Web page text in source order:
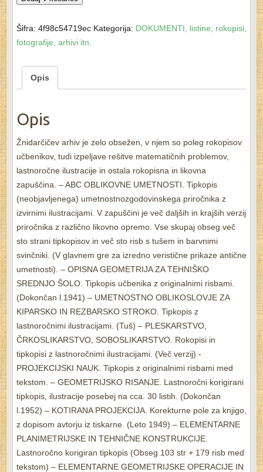
Ivan
-
učbenikov
zapuščina
količina
Šifra: 4f98c54719ec Kategorija: DOKUMENTI, listine, rokopisi,
fotografije, arhivi itn.
Opis
Opis
Žnidarčičev arhiv je zelo obsežen, v njem so poleg rokopisov
učbenikov, tudi izpeljave rešitve matematičnih problemov,
lastnoročne ilustracije in ostala rokopisna in likovna
zapuščina. – ABC OBLIKOVNE UMETNOSTI. Tipkopis
(neobjavljenega) umetnostnozgodovinskega priročnika z
izvirnimi ilustracijami. V zapuščini je več daljših in krajših verzij
priročnika z različno likovno opremo. Vse skupaj obseg več
sto strani tipkopisov in več sto risb s tušem in barvnimi
svinčniki. (V glavnem gre za izredno veristične prikaze antične
umetnosti). – OPISNA GEOMETRIJA ZA TEHNIŠKO
SREDNJO ŠOLO. Tipkopis učbenika z originalnimi risbami.
(Dokončan l.1941) – UMETNOSTNO OBLIKOSLOVJE ZA
KIPARSKO IN REZBARSKO STROKO. Tipkopis z
lastnoročnimi ilustracijami. (Tuš) – PLESKARSTVO,
ČRKOSLIKARSTVO, SOBOSLIKARSTVO. Rokopisi in
tipkopisi z lastnoročnimi ilustracijami. (Več verzij) -
PROJEKCIJSKI NAUK. Tipkopis z originalnimi risbami med
tekstom. – GEOMETRIJSKO RISANJE. Lastnoročni korigirani
tipkopis, ilustracije posebej na cca. 30 listih. (Dokončan
l.1952) – KOTIRANA PROJEKCIJA. Korekturne pole za knjigo,
z dopisom avtorju iz tiskarne. (Leto 1949) – ELEMENTARNE
PLANIMETRIJSKE IN TEHNIČNE KONSTRUKCIJE.
Lastnoročno korigiran tipkopis (Obseg 103 str + 179 risb med
tekstom) – ELEMENTARNE GEOMETRIJSKE OPERACIJE IN